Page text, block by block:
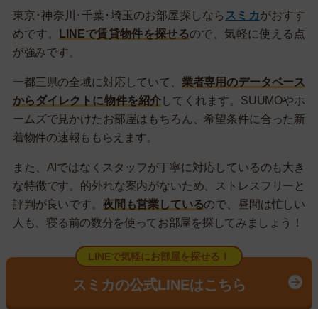
東京･神奈川･千葉･埼玉のお部屋探しならスミカがおすす
めです。
LINEで賃貸物件を探せるので、気軽に使える点
が強みです。
一都三県の全域に対応していて、 業者専用のデータベース
からダイレクトに物件を紹介してくれます。SUUMOやホ
ームズで見かけたお部屋はもちろん、希望条件に合った新
着物件の速報ももらえます。
また、AIではなくスタッフが丁寧に対応しているのも大き
な特徴です。的外れな案内がないため、ストレスフリーと
評判が良いです。 夜間も営業しているので、昼間は忙しい
人も、寝る前の数分を使ってお部屋を探してみましょう！
LINEで気軽にお部屋を探せる！
スミカの公式LINEはこちら